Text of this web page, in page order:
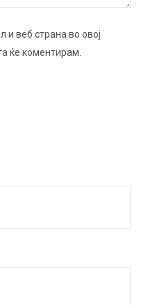
и веб страна во овој
ќе коментирам.